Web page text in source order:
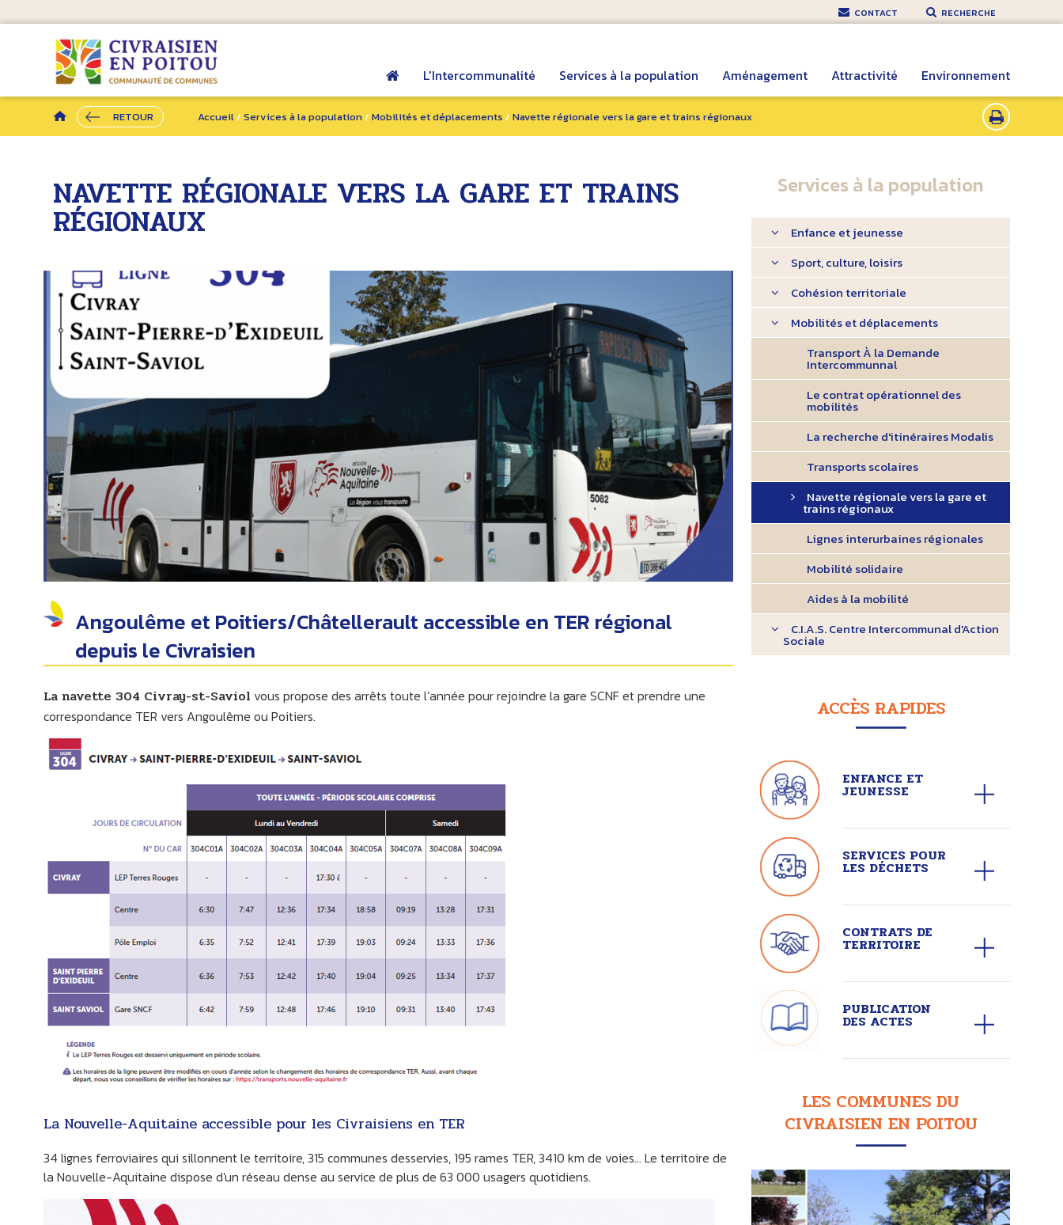
RECHERCHE
CONTACT
L'Intercommunalité Services à la population Aménagement Attractivité Environnement
RETOUR Accueil/Services à la population/Mobilités et déplacements /Navette régionale vers la gare et trains régionaux
NAVETTE RÉGIONALE VERS LA GARE ET TRAINS
RÉGIONAUX
Angoulême et Poitiers/Châtellerault accessible en TER régional
depuis le Civraisien
La navette 304 Civray-st-Saviol vous propose des arrêts toute l’année pour rejoindre la gare SCNF et prendre une
correspondance TER vers Angoulême ou Poitiers.
La Nouvelle-Aquitaine accessible pour les Civraisiens en TER
34 lignes ferroviaires qui sillonnent le territoire, 315 communes desservies, 195 rames TER, 3410 km de voies... Le territoire de
la Nouvelle-Aquitaine dispose d'un réseau dense au service de plus de 63 000 usagers quotidiens.
Services à la population
Enfance et jeunesse
Sport, culture, loisirs
Cohésion territoriale
Mobilités et déplacements
Transport À la Demande
Intercommunnal
Le contrat opérationnel des
mobilités
La recherche d'itinéraires Modalis
Transports scolaires
Navette régionale vers la gare et
trains régionaux
Lignes interurbaines régionales
Mobilité solidaire
Aides à la mobilité
C.I.A.S. Centre Intercommunal d'Action
Sociale
ACCÈS RAPIDES
ENFANCE ET
JEUNESSE
SERVICES POUR
LES DÉCHETS
CONTRATS DE
TERRITOIRE
PUBLICATION
DES ACTES
LES COMMUNES DU
CIVRAISIEN EN POITOU
SOMMIÈRES DU CLAIN